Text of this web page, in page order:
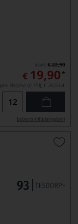
€ 22,90
€ 19,90 *
pro Flasche (0.75l), € 26,53/L
Lebensmittel­angaben